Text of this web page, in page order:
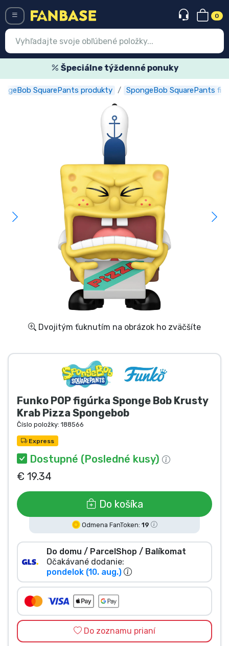
0
Špeciálne týždenné ponuky
SquarePants produkty SpongeBob SquarePants
Dvojitým ťuknutím na obrázok ho zväčšíte
Funko POP figúrka Sponge Bob Krusty
Krab Pizza Spongebob
Číslo položky: 188566
Express
Dostupné (Posledné kusy)
€ 19.34
Do košíka
Odmena FanToken: 19
Do domu / ParcelShop / Balíkomat
Očakávané dodanie:
pondelok (10. aug.)
Do zoznamu prianí
Prihlásiť sa Registrácia
Expresná preprava
Predobjednávky
Outlet produkty
Preprava a platba
Zoradiť podľa série
Zoradiť podľa filmov
Zoradiť podľa karikatúry
Zoradiť podľa Anime
Zoradiť podľa hier
Zoradiť podľa športu
Zoradiť podľa hudby
Typy výrobkov